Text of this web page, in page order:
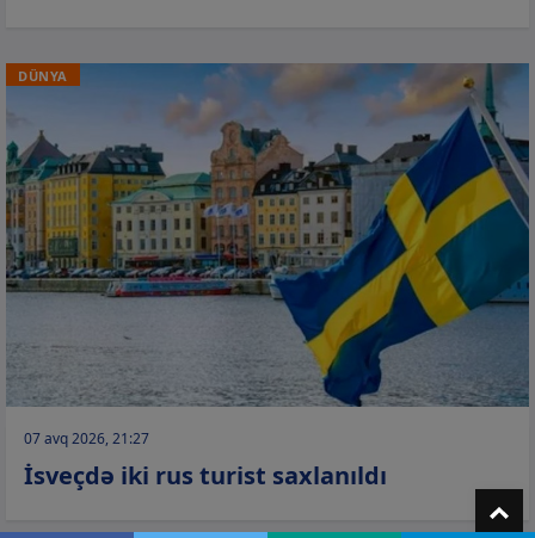
DÜNYA
07 avq 2026, 21:27
İsveçdə iki rus turist saxlanıldı